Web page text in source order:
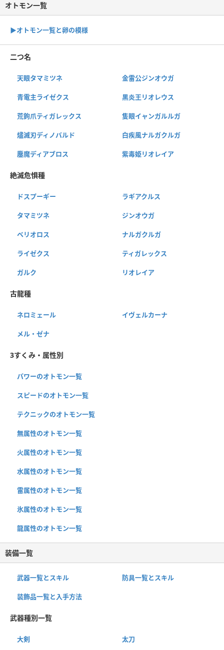
オトモン一覧
▶︎オトモン一覧と卵の模様
二つ名
天眼タマミツネ 金雷公ジンオウガ
青電主ライゼクス 黒炎王リオレウス
荒鉤爪ティガレックス 隻眼イャンガルルガ
燼滅刃ディノバルド 白疾風ナルガクルガ
鏖魔ディアブロス 紫毒姫リオレイア
絶滅危惧種
ドスプーギー ラギアクルス
タマミツネ ジンオウガ
ベリオロス ナルガクルガ
ライゼクス ティガレックス
ガルク リオレイア
古龍種
ネロミェール イヴェルカーナ
メル・ゼナ
3すくみ・属性別
パワーのオトモン一覧
スピードのオトモン一覧
テクニックのオトモン一覧
無属性のオトモン一覧
火属性のオトモン一覧
水属性のオトモン一覧
雷属性のオトモン一覧
氷属性のオトモン一覧
龍属性のオトモン一覧
装備一覧
武器一覧とスキル 防具一覧とスキル
装飾品一覧と入手方法
武器種別一覧
大剣 太刀